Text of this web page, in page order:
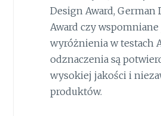
Design Award, German
Award czy wspomniane
wyróżnienia w testach
odznaczenia są
wysokiej jakości i
produktów.